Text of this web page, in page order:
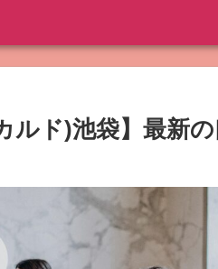
ルド)池袋】最新